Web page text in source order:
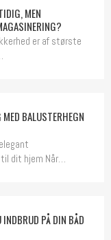
MEN
er af største
BALUSTERHEGN
dit hjem Når…
PÅ DIN BÅD